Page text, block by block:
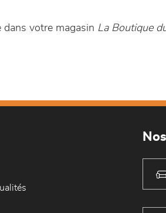
dans votre magasin La Boutique